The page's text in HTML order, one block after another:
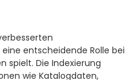
entscheidende Rolle bei
spielt. Die Indexierung
wie Katalogdaten,